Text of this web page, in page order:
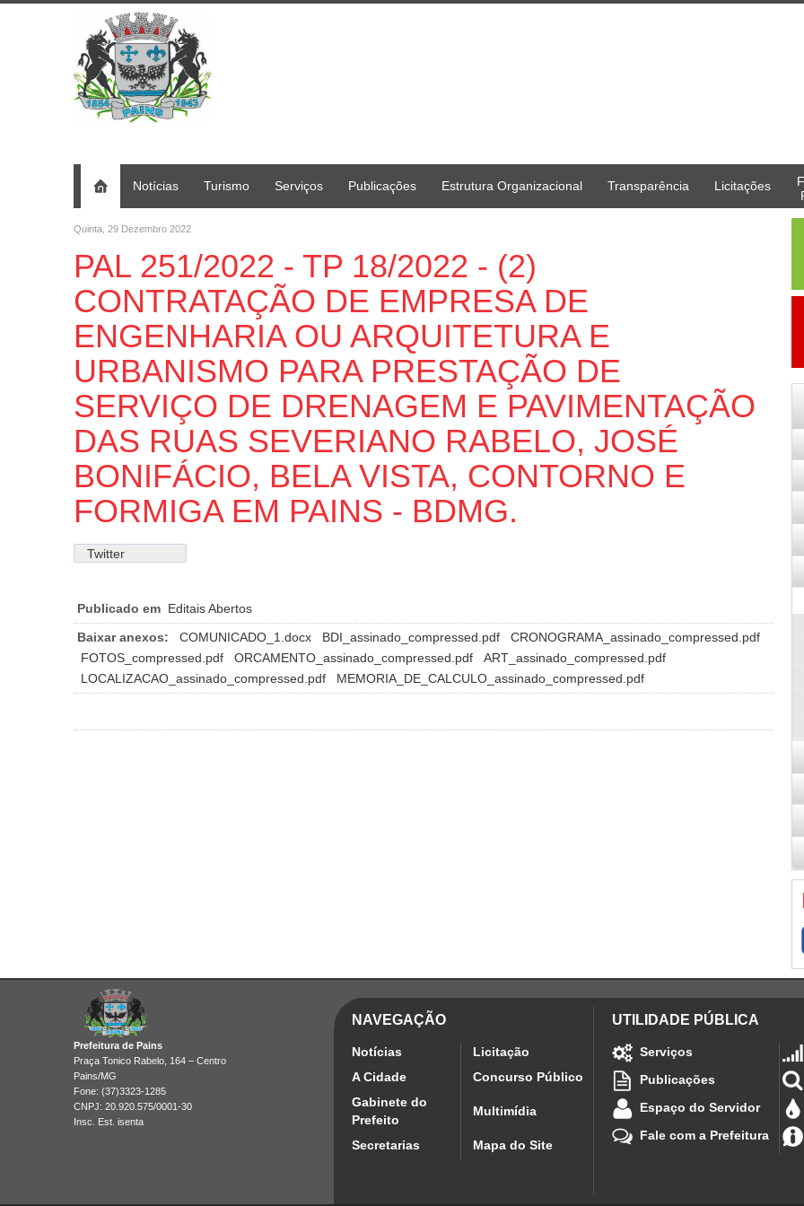
Notícias Turismo Serviços Publicações Estrutura Organizacional Transparência Licitações
Quinta, 29 Dezembro 2022
PAL 251/2022 - TP 18/2022 - (2)
CONTRATAÇÃO DE EMPRESA DE
ENGENHARIA OU ARQUITETURA E
URBANISMO PARA PRESTAÇÃO DE
SERVIÇO DE DRENAGEM E PAVIMENTAÇÃO
DAS RUAS SEVERIANO RABELO, JOSÉ
BONIFÁCIO, BELA VISTA, CONTORNO E
FORMIGA EM PAINS - BDMG.
Twitter
Publicado em Editais Abertos
Baixar anexos:
COMUNICADO_1.docx BDI_assinado_compressed.pdf
CRONOGRAMA_assinado_compressed.pdf
FOTOS_compressed.pdf
ORCAMENTO_assinado_compressed.pdf
ART_assinado_compressed.pdf
LOCALIZACAO_assinado_compressed.pdf
MEMORIA_DE_CALCULO_assinado_compressed.pdf
Prefeitura de Pains
Praça Tonico Rabelo, 164 – Centro
Pains/MG
Fone: (37)3323-1285
CNPJ: 20.920.575/0001-30
Insc. Est. isenta
NAVEGAÇÃO
Notícias
Licitação
A Cidade
Concurso Público
Gabinete do
Prefeito
Multimídia
Secretarias Mapa do Site
UTILIDADE PÚBLICA
Serviços
Publicações
Espaço do Servidor
Fale com a Prefeitura